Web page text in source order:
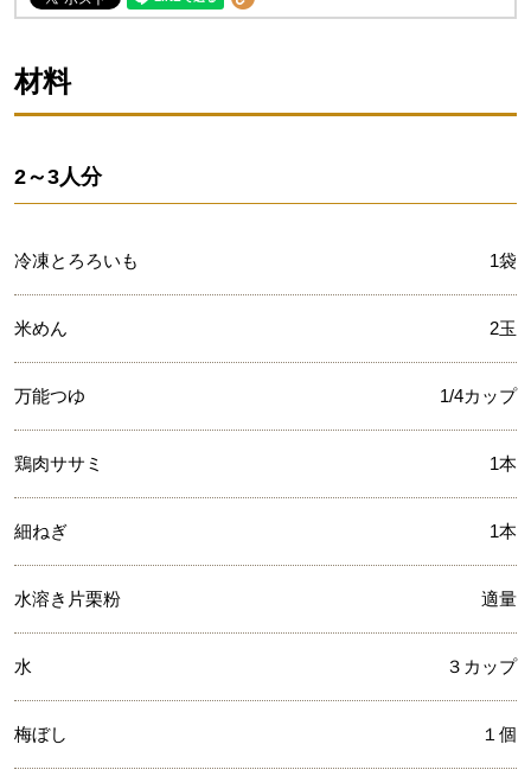
材料
2～3人分
冷凍とろろいも 1袋
米めん 2玉
万能つゆ 1/4カップ
鶏肉ササミ 1本
細ねぎ 1本
水溶き片栗粉 適量
水 ３カップ
梅ぼし １個